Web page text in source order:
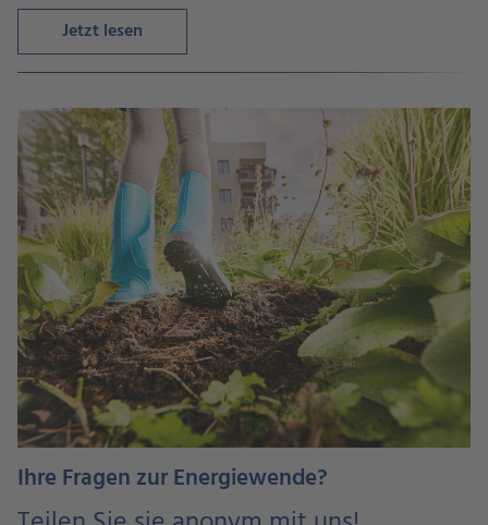
Jetzt lesen
Ihre Fragen zur Energiewende?